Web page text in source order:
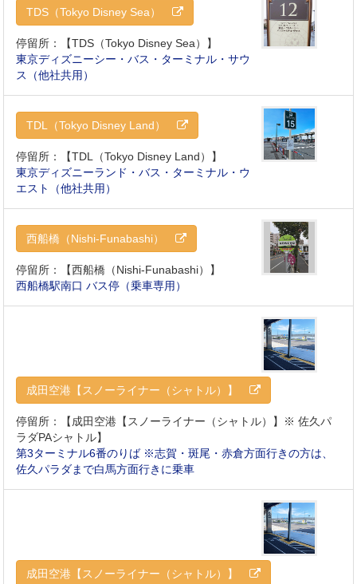
TDS（Tokyo Disney Sea）
停留所：【TDS（Tokyo Disney Sea）】
東京ディズニーシー・バス・ターミナル・サウ
ス（他社共用）
TDL（Tokyo Disney Land）
停留所：【TDL（Tokyo Disney Land）】
東京ディズニーランド・バス・ターミナル・ウ
エスト（他社共用）
西船橋（Nishi-Funabashi）
停留所：【西船橋（Nishi-Funabashi）】
西船橋駅南口 バス停（乗車専用）
成田空港【スノーライナー（シャトル）】
停留所：【成田空港【スノーライナー（シャトル）】※ 佐久パ
ラダPAシャトル】
第3ターミナル6番のりば ※志賀・斑尾・赤倉方面行きの方は、
佐久パラダまで白馬方面行きに乗車
成田空港【スノーライナー（シャトル）】